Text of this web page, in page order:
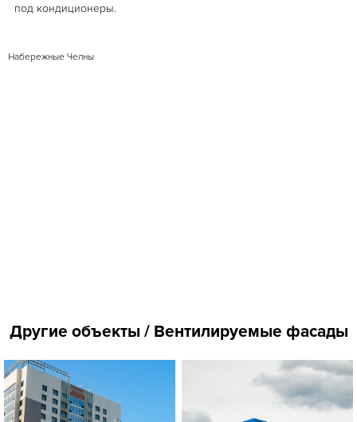
под кондиционеры.
Набережные Челны
Другие объекты / Вентилируемые фасады